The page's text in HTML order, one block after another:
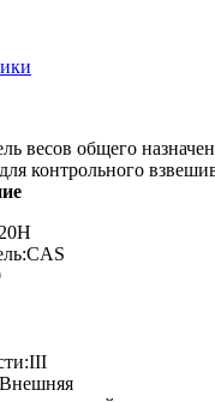
весов общего
контрольного
CAS
III
Внешняя